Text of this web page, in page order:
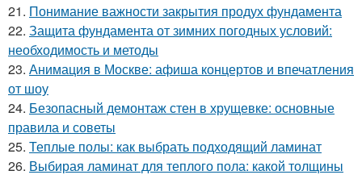
21. Понимание важности закрытия продух фундамента
22. Защита фундамента от зимних погодных условий:
необходимость и методы
23. Анимация в Москве: афиша концертов и впечатления
от шоу
24. Безопасный демонтаж стен в хрущевке: основные
правила и советы
25. Теплые полы: как выбрать подходящий ламинат
26. Выбирая ламинат для теплого пола: какой толщины